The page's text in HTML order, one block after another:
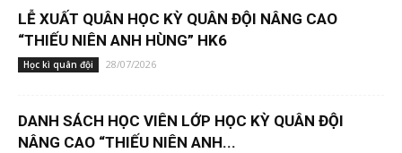
LỄ XUẤT QUÂN HỌC KỲ QUÂN ĐỘI NÂNG CAO
“THIẾU NIÊN ANH HÙNG” HK6
Học kì quân đội 28/07/2026
DANH SÁCH HỌC VIÊN LỚP HỌC KỲ QUÂN ĐỘI
NÂNG CAO “THIẾU NIÊN ANH...